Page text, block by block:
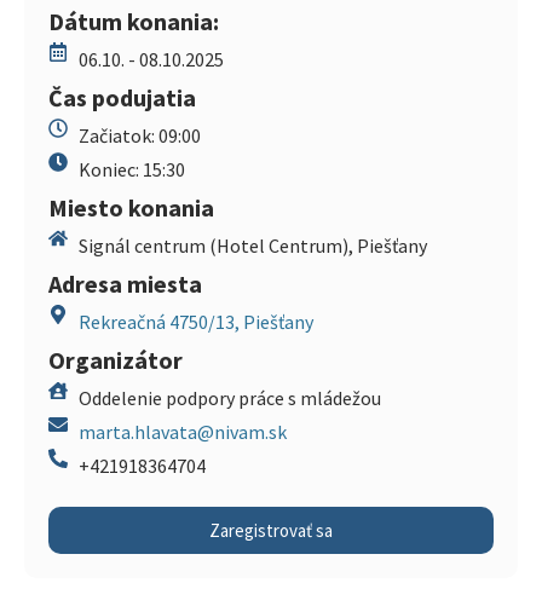
Dátum konania:
06.10. - 08.10.2025
Čas podujatia
Začiatok: 09:00
Koniec: 15:30
Miesto konania
Signál centrum (Hotel Centrum), Piešťany
Adresa miesta
Rekreačná 4750/13, Piešťany
Organizátor
Oddelenie podpory práce s mládežou
marta.hlavata@nivam.sk
+421918364704
Zaregistrovať sa